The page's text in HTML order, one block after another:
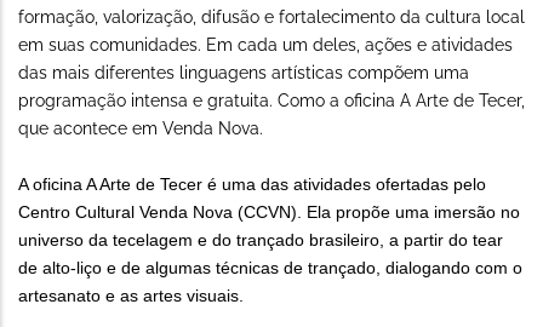
formação, valorização, difusão e fortalecimento da cultura local
em suas comunidades. Em cada um deles, ações e atividades
das mais diferentes linguagens artísticas compõem uma
programação intensa e gratuita. Como a oficina A Arte de Tecer,
que acontece em Venda Nova.
A oficina A Arte de Tecer é uma das atividades ofertadas pelo
Centro Cultural Venda Nova (CCVN). Ela propõe uma imersão no
universo da tecelagem e do trançado brasileiro, a partir do tear
de alto-liço e de algumas técnicas de trançado, dialogando com o
artesanato e as artes visuais.